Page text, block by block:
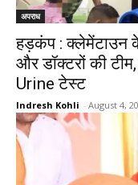
अपराध
हड़कंप : क्लेमेंटाउन
और डॉक्टरों की
Urine टेस्ट
Indresh Kohli - August 4,